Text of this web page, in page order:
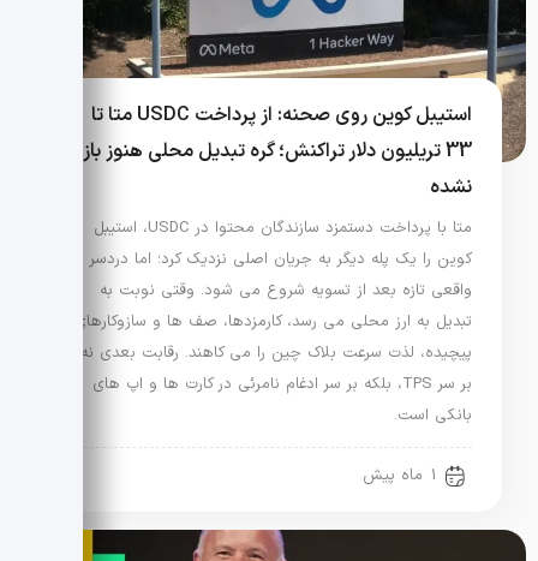
استیبل کوین روی صحنه: از پرداخت USDC متا تا
33 تریلیون دلار تراکنش؛ گره تبدیل محلی هنوز باز
نشده
متا با پرداخت دستمزد سازندگان محتوا در USDC، استیبل
کوین را یک پله دیگر به جریان اصلی نزدیک کرد؛ اما دردسر
واقعی تازه بعد از تسویه شروع می شود. وقتی نوبت به
تبدیل به ارز محلی می رسد، کارمزدها، صف ها و سازوکارهای
پیچیده، لذت سرعت بلاک چین را می کاهند. رقابت بعدی نه
بر سر TPS، بلکه بر سر ادغام نامرئی در کارت ها و اپ های
بانکی است.
1 ماه پیش